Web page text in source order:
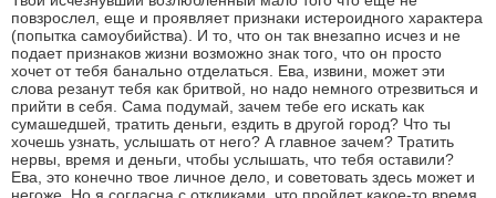
повзрослел, еще и проявляет признаки истероидного характера
(попытка самоубийства). И то, что он так внезапно исчез и не
подает признаков жизни возможно знак того, что он просто
хочет от тебя банально отделаться. Ева, извини, может эти
слова резанут тебя как бритвой, но надо немного отрезвиться и
прийти в себя. Сама подумай, зачем тебе его искать как
сумашедшей, тратить деньги, ездить в другой город? Что ты
хочешь узнать, услышать от него? А главное зачем? Тратить
нервы, время и деньги, чтобы услышать, что тебя оставили?
Ева, это конечно твое личное дело, и советовать здесь может и